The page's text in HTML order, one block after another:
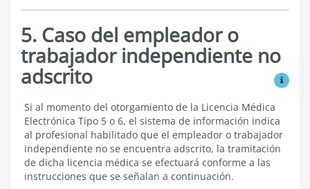
5. Caso del empleador o
trabajador independiente no
adscrito Ver
Caso
del
empleador
o
trabajador
independiente
no
Si al momento del otorgamiento de la Licencia Médica
Electrónica Tipo 5 o 6, el sistema de información indica
al profesional habilitado que el empleador o trabajador
independiente no se encuentra adscrito, la tramitación
de dicha licencia médica se efectuará conforme a las
instrucciones que se señalan a continuación.